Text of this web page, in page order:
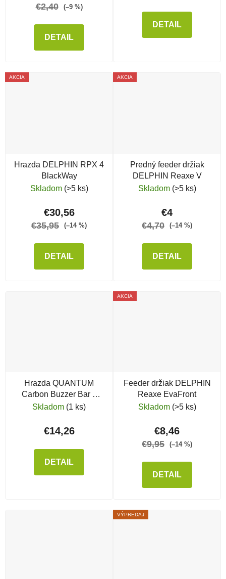
€2,40 (–9 %)
DETAIL
DETAIL
AKCIA
Hrazda DELPHIN RPX 4
BlackWay
Skladom (>5 ks)
€30,56
€35,95 (–14 %)
DETAIL
AKCIA
Predný feeder držiak
DELPHIN Reaxe V
Skladom (>5 ks)
€4
€4,70 (–14 %)
DETAIL
Hrazda QUANTUM
Carbon Buzzer Bar 3
Rods
Skladom (1 ks)
€14,26
DETAIL
AKCIA
Feeder držiak DELPHIN
Reaxe EvaFront
Skladom (>5 ks)
€8,46
€9,95 (–14 %)
DETAIL
VÝPREDAJ